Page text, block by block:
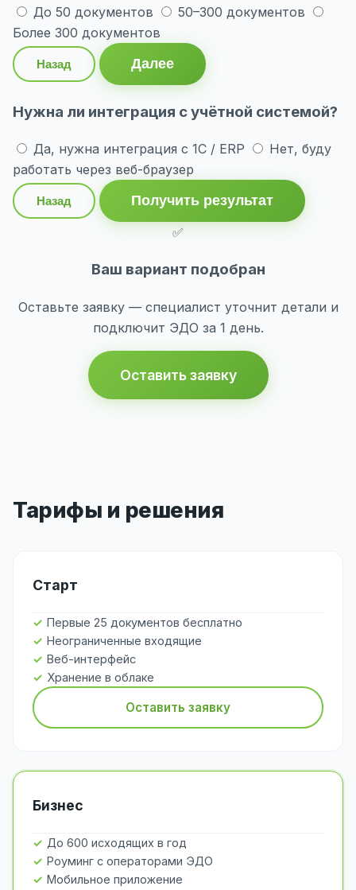
До 50 документов
50–300 документов
Более 300 документов
Назад Далее
Нужна ли интеграция с учётной системой?
Да, нужна интеграция с 1С / ERP
Нет, буду
работать через веб-браузер
Назад
Получить результат
✅
Ваш вариант подобран
Оставьте заявку — специалист уточнит детали и
подключит ЭДО за 1 день.
Оставить заявку
Тарифы и решения
Старт
Первые 25 документов бесплатно
Неограниченные входящие
Веб-интерфейс
Хранение в облаке
Оставить заявку
Бизнес
До 600 исходящих в год
Роуминг с операторами ЭДО
Мобильное приложение